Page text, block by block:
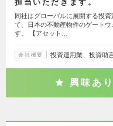
担当いただきます。
同社はグローバルに展開する投
て、日本の不動産物件のゲート
す。 【アセット…
会社概要 投資運用業、投資助
興味あり